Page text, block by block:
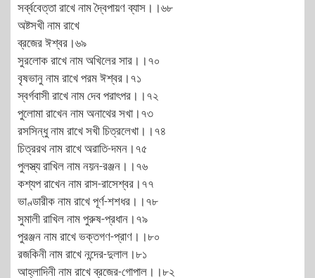
সর্ব্ববেত্তা রাখে নাম দ্বৈপায়ণ ব্যাস।।৬৮
অষ্টসখী নাম রাখে
ব্রজের ঈশ্বর।৬৯
সুরলোক রাখে নাম অখিলের সার।।৭০
বৃষভানু নাম রাখে পরম ঈশ্বর।৭১
স্বর্গবাসী রাখে নাম দেব পরাৎপর।।৭২
পুলোমা রাখেন নাম অনাথের সখা।৭৩
রসসিন্ধু নাম রাখে সখী চিত্রলেখা।।৭৪
চিত্ররথ নাম রাখে অরাতি-দমন।৭৫
পুলস্ত্য রাখিল নাম নয়ন-রঞ্জন।।৭৬
কশ্যপ রাখেন নাম রাস-রাসেশ্বর।৭৭
ভাণ্ডারীক নাম রাখে পূর্ণ-শশধর।।৭৮
সুমালী রাখিল নাম পুরুষ-প্রধান।৭৯
পুরঞ্জন নাম রাখে ভক্তগণ-প্রাণ।।৮০
রজকিনী নাম রাখে নন্দের-দুলাল।৮১
আহ্লাদিনী নাম রাখে ব্রজের-গোপাল।।৮২